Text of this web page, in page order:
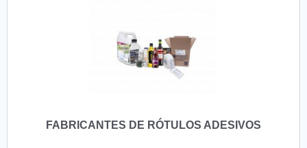
FABRICANTES DE RÓTULOS ADESIVOS